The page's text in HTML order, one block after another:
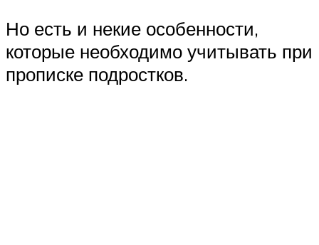
Но есть и некие особенности,
которые необходимо учитывать при
прописке подростков.